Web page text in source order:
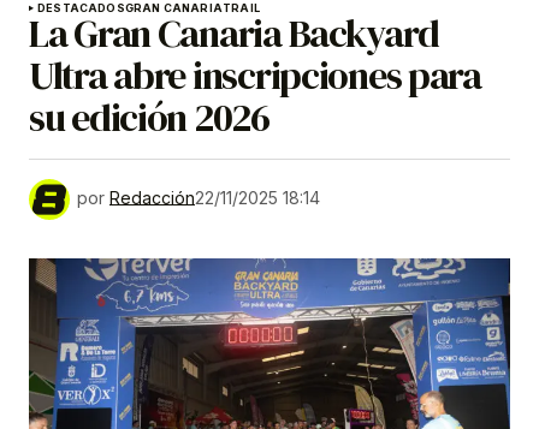
DESTACADOSGRAN CANARIATRAIL
La Gran Canaria Backyard
Ultra abre inscripciones para
su edición 2026
por Redacción22/11/2025 18:14